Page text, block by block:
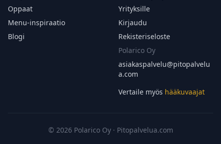
Oppaat
Menu-inspiraatio
Blogi
Yrityksille
Kirjaudu
Rekisteriseloste
Polarico Oy
asiakaspalvelu@pitopalvelu
a.com
Vertaile myös hääkuvaajat
© 2026 Polarico Oy · Pitopalvelua.com